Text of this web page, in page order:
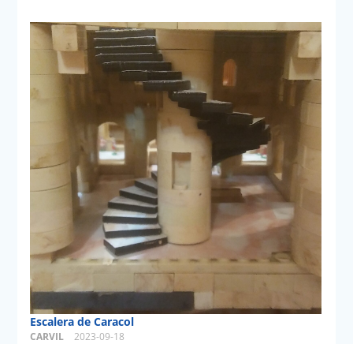
Escalera de Caracol
CARVIL 2023-09-18